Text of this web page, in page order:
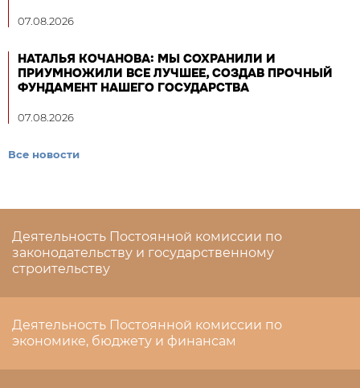
07.08.2026
НАТАЛЬЯ КОЧАНОВА: МЫ СОХРАНИЛИ И
ПРИУМНОЖИЛИ ВСЕ ЛУЧШЕЕ, СОЗДАВ ПРОЧНЫЙ
ФУНДАМЕНТ НАШЕГО ГОСУДАРСТВА
07.08.2026
Все новости
Деятельность Постоянной комиссии по
законодательству и государственному
строительству
Деятельность Постоянной комиссии по
экономике, бюджету и финансам